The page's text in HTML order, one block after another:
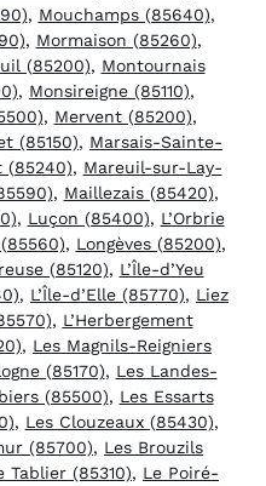
, Mouchamps (85640),
, Mormaison (85260),
(85200), Montournais
, Monsireigne (85110),
, Mervent (85200),
(85150), Marsais-Sainte-
(85240), Mareuil-sur-Lay-
, Maillezais (85420),
, Luçon (85400), L’Orbrie
, Longèves (85200),
(85120), L’Île-d’Yeu
, L’Île-d’Elle (85770), Liez
, L’Herbergement
, Les Magnils-Reigniers
(85170), Les Landes-
(85500), Les Essarts
, Les Clouzeaux (85430),
(85700), Les Brouzils
Tablier (85310), Le Poiré-